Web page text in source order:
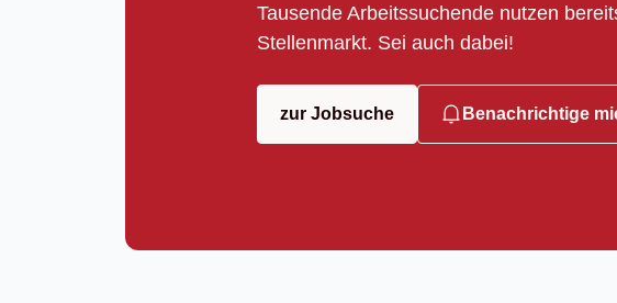
Tausende Arbeitssuchende nutzen
Stellenmarkt. Sei auch dabei!
zur Jobsuche Benachrichtige